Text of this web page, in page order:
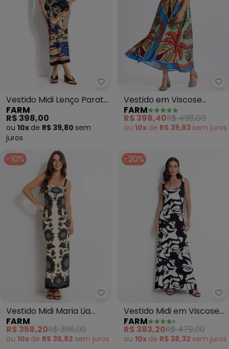
Farm - Vestido Midi Lenço
Vestido Midi Lenço Paraty
(Preto)
FARM
R$ 398,00
ou 10x de R$ 39,80 sem
juros
Vestido em Viscose
Lenço Beleza (Azul)
FARM
R$ 398,40R$ 498,00
ou 10x de R$ 39,83 sem juros
-10%
Farm - Vestido Midi Maria Lia
Vestido Midi Maria Lia
(Preto)
FARM
R$ 358,20R$ 398,00
ou 10x de R$ 35,82 sem juros
-20%
Vestido Midi em Viscose
(Preto)
FARM
R$ 383,20R$ 479,00
ou 10x de R$ 38,32 sem juros